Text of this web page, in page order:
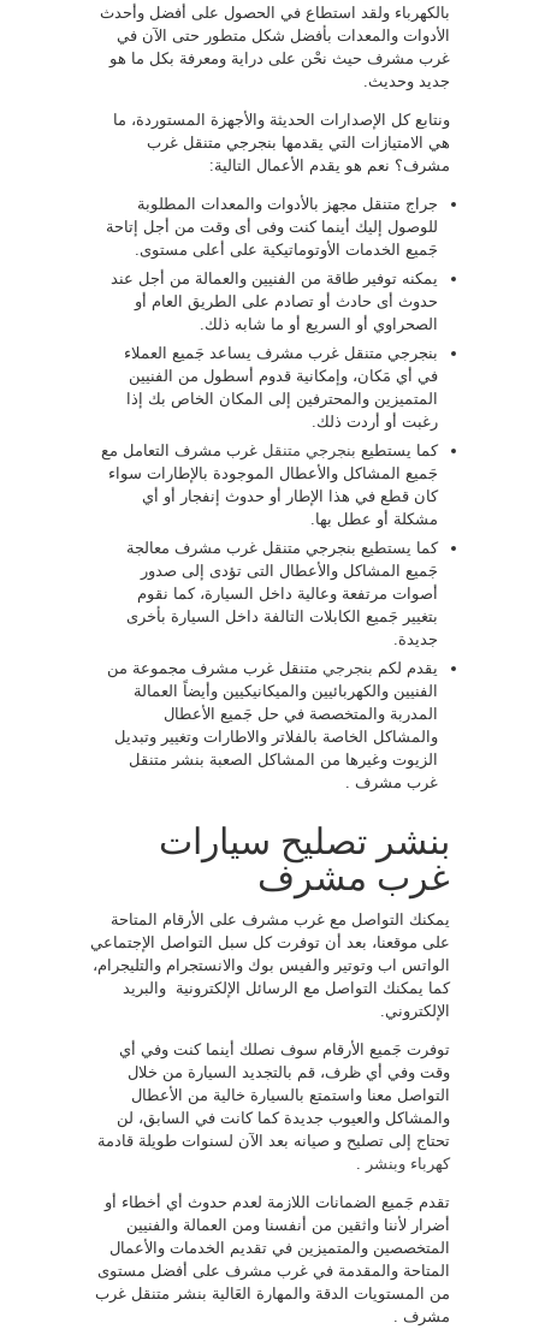
بالكهرباء ولقد استطاع في الحصول على أفضل وأحدث
الأدوات والمعدات بأفضل شكل متطور حتى الآن في
غرب مشرف حيث نحْن على دراية ومعرفة بكل ما هو
جديد وحديث.
ونتابع كل الإصدارات الحديثة والأجهزة المستوردة، ما
هي الامتيازات التي يقدمها بنجرجي متنقل غرب
مشرف؟ نعم هو يقدم الأعمال التالية:
جراج متنقل مجهز بالأدوات والمعدات المطلوبة
للوصول إليك أينما كنت وفى أى وقت من أجل إتاحة
جَميع الخدمات الأوتوماتيكية على أعلى مستوى.
يمكنه توفير طاقة من الفنيين والعمالة من أجل عند
حدوث أى حادث أو تصادم على الطريق العام أو
الصحراوي أو السريع أو ما شابه ذلك.
بنجرجي متنقل غرب مشرف يساعد جَميع العملاء
في أي مَكان، وإمكانية قدوم أسطول من الفنيين
المتميزين والمحترفين إلى المكان الخاص بك إذا
رغبت أو أردت ذلك.
كما يستطيع بنجرجي متنقل غرب مشرف التعامل مع
جَميع المشاكل والأعطال الموجودة بالإطارات سواء
كان قطع في هذا الإطار أو حدوث إنفجار أو أي
مشكلة أو عطل بها.
كما يستطيع بنجرجي متنقل غرب مشرف معالجة
جَميع المشاكل والأعطال التى تؤدى إلى صدور
أصوات مرتفعة وعالية داخل السيارة، كما نقوم
بتغيير جَميع الكابلات التالفة داخل السيارة بأخرى
جديدة.
يقدم لكم بنجرجي متنقل غرب مشرف مجموعة من
الفنيين والكهربائيين والميكانيكيين وأيضاً العمالة
المدربة والمتخصصة في حل جَميع الأعطال
والمشاكل الخاصة بالفلاتر والاطارات وتغيير وتبديل
الزيوت وغيرها من المشاكل الصعبة بنشر متنقل
غرب مشرف .
بنشر تصليح سيارات
غرب مشرف
يمكنك التواصل مع غرب مشرف على الأرقام المتاحة
على موقعنا، بعد أن توفرت كل سبل التواصل الإجتماعي
الواتس اب وتوتير والفيس بوك والانستجرام والتليجرام،
كما يمكنك التواصل مع الرسائل الإلكترونية والبريد
الإلكتروني.
توفرت جَميع الأرقام سوف نصلك أينما كنت وفي أي
وقت وفي أي ظرف، قم بالتجديد السيارة من خلال
التواصل معنا واستمتع بالسيارة خالية من الأعطال
والمشاكل والعيوب جديدة كما كانت في السابق، لن
تحتاج إلى تصليح و صيانه بعد الآن لسنوات طويلة قادمة
كهرباء وبنشر
تقدم جَميع الضمانات اللازمة لعدم حدوث أي أخطاء أو
أضرار لأننا واثقين من أنفسنا ومن العمالة والفنيين
المتخصصين والمتميزين في تقديم الخدمات والأعمال
المتاحة والمقدمة في غرب مشرف على أفضل مستوى
من المستويات الدقة والمهارة العَالية بنشر متنقل غرب
مشرف .